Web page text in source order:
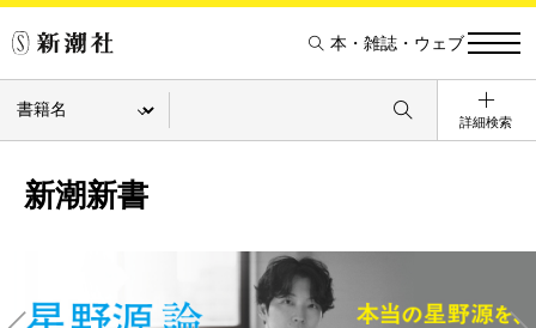
本・雑誌・ウェブ
詳細検索
新潮新書